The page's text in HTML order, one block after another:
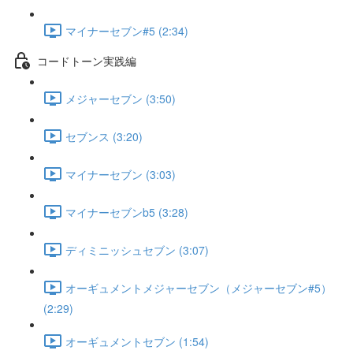
マイナーセブン#5 (2:34)
コードトーン実践編
メジャーセブン (3:50)
セブンス (3:20)
マイナーセブン (3:03)
マイナーセブンb5 (3:28)
ディミニッシュセブン (3:07)
オーギュメントメジャーセブン（メジャーセブン#5）
(2:29)
オーギュメントセブン (1:54)